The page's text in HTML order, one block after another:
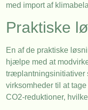
med import af
Praktiske
En af de praktiske
hjælpe med at
træplantningsinitiativer
virksomheder til at
CO2-reduktioner,